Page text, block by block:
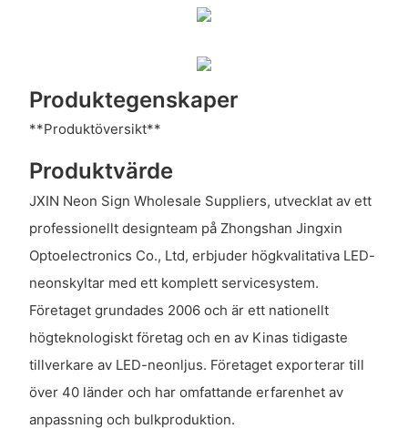
Produktegenskaper
**Produktöversikt**
Produktvärde
JXIN Neon Sign Wholesale Suppliers, utvecklat av ett
professionellt designteam på Zhongshan Jingxin
Optoelectronics Co., Ltd, erbjuder högkvalitativa LED-
neonskyltar med ett komplett servicesystem.
Företaget grundades 2006 och är ett nationellt
högteknologiskt företag och en av Kinas tidigaste
tillverkare av LED-neonljus. Företaget exporterar till
över 40 länder och har omfattande erfarenhet av
anpassning och bulkproduktion.